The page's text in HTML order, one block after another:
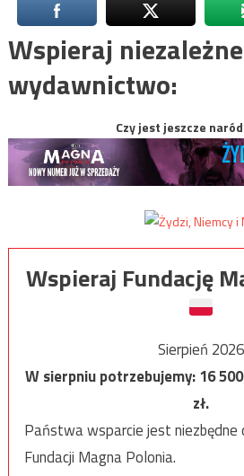
Wspieraj niezależne
wydawnictwo:
Czy jest jeszcze
Wspieraj Fundację
Sierpień 2026
W sierpniu potrzebujemy:16 500
zł.
Państwa wsparcie jest niezbędne
Fundacji Magna Polonia.